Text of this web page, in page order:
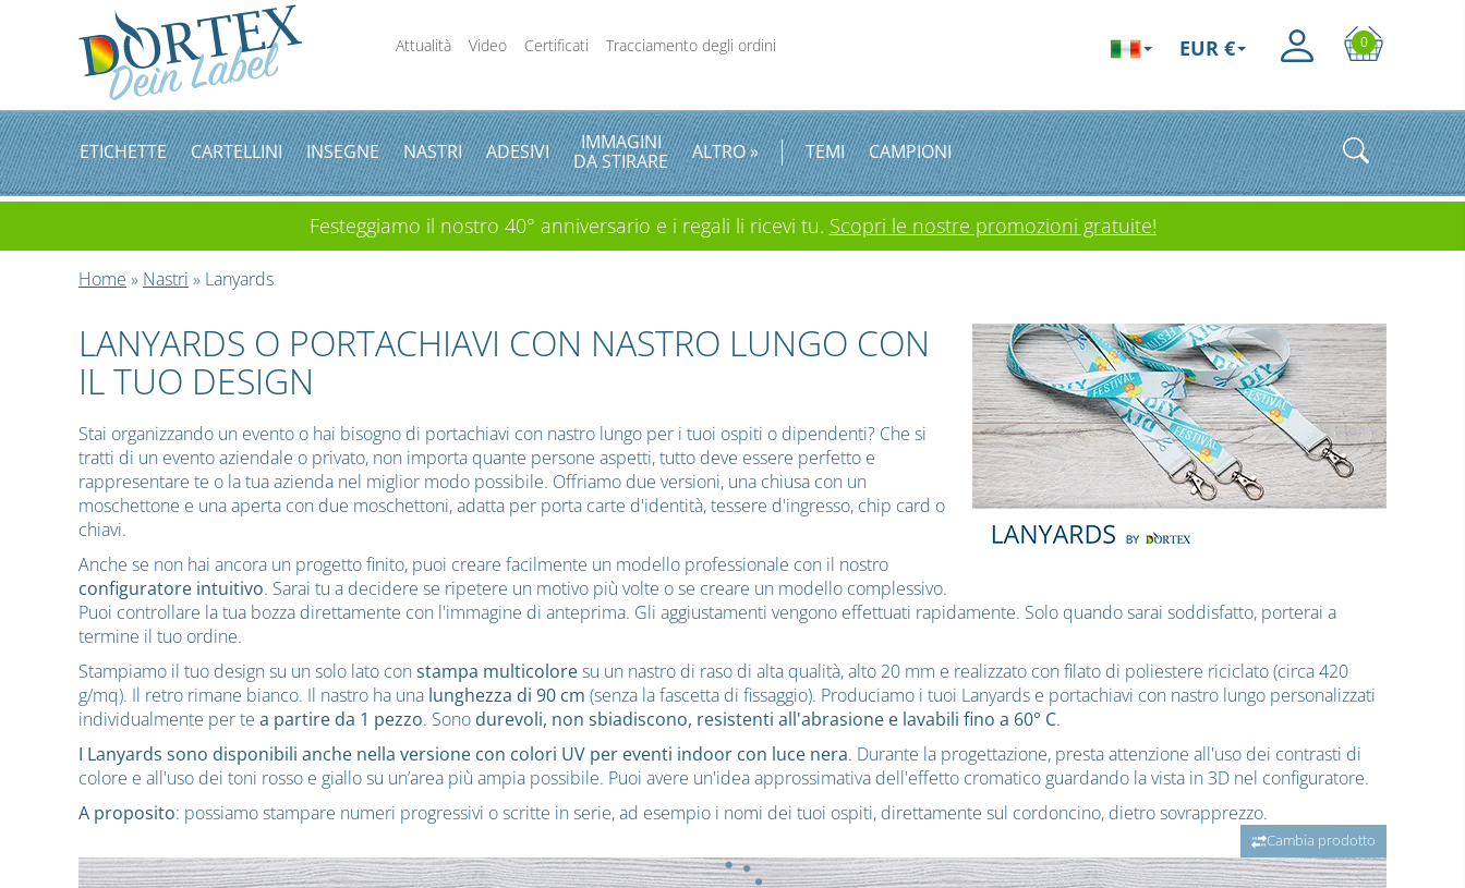
Attualità Video Certificati Tracciamento degli ordini 0
EUR €
ETICHETTE CARTELLINI INSEGNE NASTRI ADESIVI
IMMAGINI
DA STIRARE
ALTRO » TEMI CAMPIONI
Festeggiamo il nostro 40° anniversario e i regali li ricevi tu. Scopri le nostre promozioni gratuite!
Home » Nastri » Lanyards
LANYARDS O PORTACHIAVI CON NASTRO LUNGO CON
IL TUO DESIGN
Stai organizzando un evento o hai bisogno di portachiavi con nastro lungo per i tuoi ospiti o dipendenti? Che si
tratti di un evento aziendale o privato, non importa quante persone aspetti, tutto deve essere perfetto e
rappresentare te o la tua azienda nel miglior modo possibile. Offriamo due versioni, una chiusa con un
moschettone e una aperta con due moschettoni, adatta per porta carte d'identità, tessere d'ingresso, chip card o
chiavi.
Anche se non hai ancora un progetto finito, puoi creare facilmente un modello professionale con il nostro
configuratore intuitivo. Sarai tu a decidere se ripetere un motivo più volte o se creare un modello complessivo.
Puoi controllare la tua bozza direttamente con l'immagine di anteprima. Gli aggiustamenti vengono effettuati rapidamente. Solo quando sarai soddisfatto, porterai a
termine il tuo ordine.
Stampiamo il tuo design su un solo lato constampa multicoloresu un nastro di raso di alta qualità, alto 20 mm e realizzato con filato di poliestere riciclato (circa 420
g/mq). Il retro rimane bianco. Il nastro ha una lunghezza di 90 cm (senza la fascetta di fissaggio). Produciamo i tuoi Lanyards e portachiavi con nastro lungo personalizzati
individualmente per te a partire da 1 pezzo. Sono durevoli, non sbiadiscono, resistenti all'abrasione e lavabili fino a 60° C.
I Lanyards sono disponibili anche nella versione con colori UV per eventi indoor con luce nera. Durante la progettazione, presta attenzione all'uso dei contrasti di
colore e all'uso dei toni rosso e giallo su un’area più ampia possibile. Puoi avere un'idea approssimativa dell'effetto cromatico guardando la vista in 3D nel configuratore.
A proposito: possiamo stampare numeri progressivi o scritte in serie, ad esempio i nomi dei tuoi ospiti, direttamente sul cordoncino, dietro sovrapprezzo.